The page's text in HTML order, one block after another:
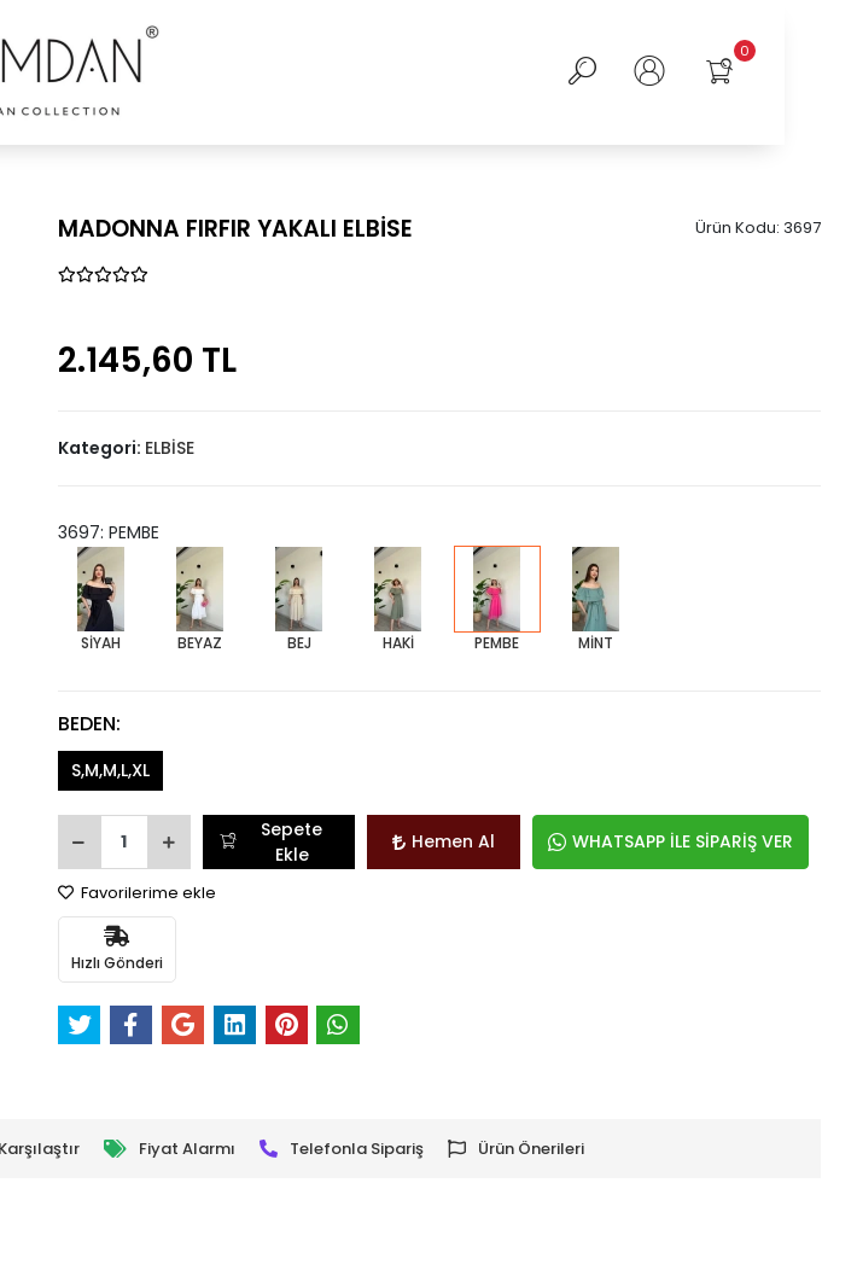
0
MADONNA FIRFIR YAKALI ELBİSE Ürün Kodu: 3697
2.145,60 TL
Kategori: ELBİSE
3697: PEMBE
SİYAH BEYAZ BEJ HAKİ PEMBE MİNT
BEDEN:
S,M,M,L,XL
Sepete
Ekle
Hemen Al WHATSAPP İLE SİPARİŞ VER
Favorilerime ekle
Hızlı Gönderi
Karşılaştır Fiyat Alarmı Telefonla Sipariş Ürün Önerileri